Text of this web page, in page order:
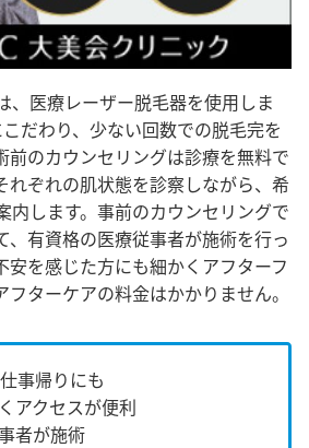
、医療レーザー脱毛器を使用しま
だわり、少ない回数での脱毛完を
前のカウンセリングは診療を無料で
れぞれの肌状態を診察しながら、希
内します。事前のカウンセリングで
、有資格の医療従事者が施術を行っ
安を感じた方にも細かくアフターフ
フターケアの料金はかかりません。
事帰りにも
アクセスが便利
者が施術